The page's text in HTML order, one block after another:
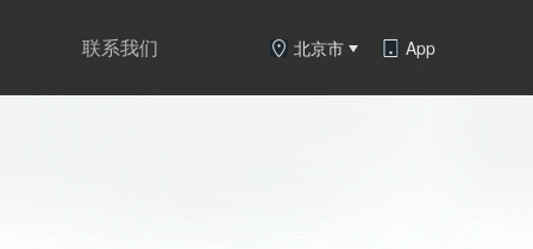
联系我们 北京市 App